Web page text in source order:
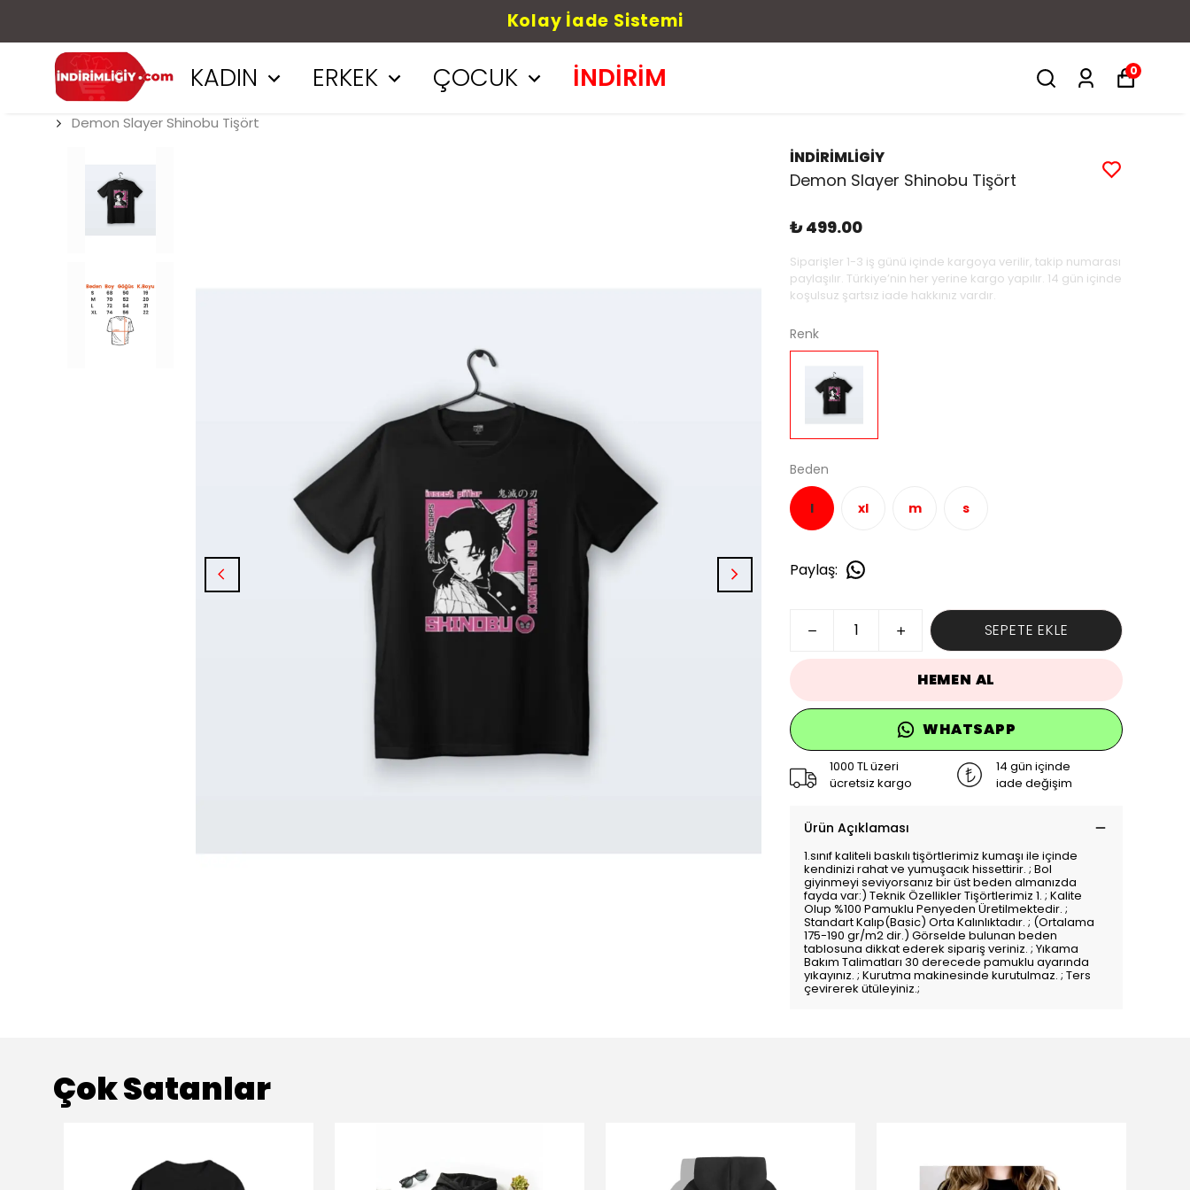
Kolay İade Sistemi
KADIN ERKEK ÇOCUK İNDİRİM 0
Demon Slayer Shinobu Tişört
İNDİRİMLİGİY
Demon Slayer Shinobu Tişört
₺ 499.00
Siparişler 1-3 iş günü içinde kargoya verilir, takip numarası
paylaşılır. Türkiye’nin her yerine kargo yapılır. 14 gün içinde
koşulsuz şartsız iade hakkınız vardır.
Renk
Beden
l xl m s
Paylaş:
SEPETE EKLE
HEMEN AL
WHATSAPP
1000 TL üzeri
ücretsiz kargo
14 gün içinde
iade değişim
Ürün Açıklaması
1.sınıf kaliteli baskılı tişörtlerimiz kumaşı ile içinde
kendinizi rahat ve yumuşacık hissettirir. ; Bol
giyinmeyi seviyorsanız bir üst beden almanızda
fayda var:) Teknik Özellikler Tişörtlerimiz 1. ; Kalite
Olup %100 Pamuklu Penyeden Üretilmektedir. ;
Standart Kalıp(Basic) Orta Kalınlıktadır. ; (Ortalama
175-190 gr/m2 dir.) Görselde bulunan beden
tablosuna dikkat ederek sipariş veriniz. ; Yıkama
Bakım Talimatları 30 derecede pamuklu ayarında
yıkayınız. ; Kurutma makinesinde kurutulmaz. ; Ters
çevirerek ütüleyiniz.;
Çok Satanlar